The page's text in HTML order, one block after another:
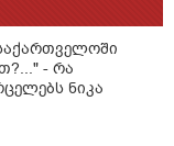
- რა
ნიკა